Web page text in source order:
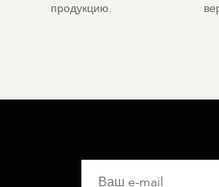
продукцию.